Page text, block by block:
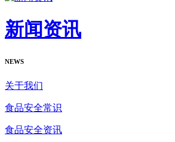
新闻资讯
NEWS
关于我们
食品安全常识
食品安全资讯